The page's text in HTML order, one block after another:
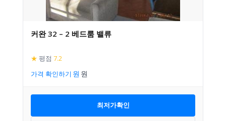
커완 32 – 2 베드룸 밸류
★ 평점 7.2
가격 확인하기
최저가확인